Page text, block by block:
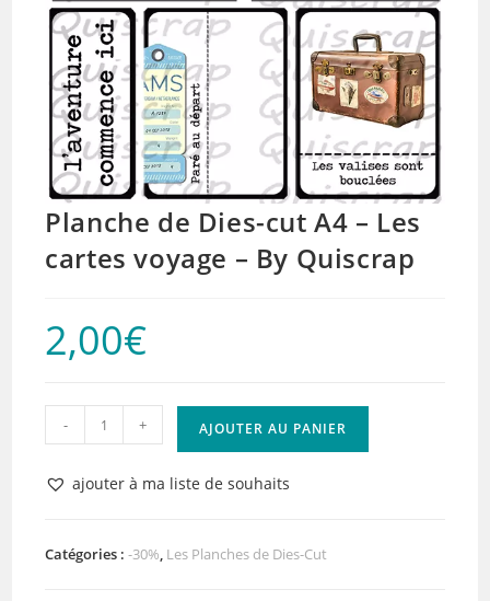
Planche de Dies-cut A4 – Les
cartes voyage – By Quiscrap
2,00€
quantité
de
Planche
cut
- + AJOUTER AU PANIER
ajouter à ma liste de souhaits
Catégories :-30%, Les Planches de Dies-Cut